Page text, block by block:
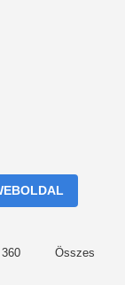
Összes